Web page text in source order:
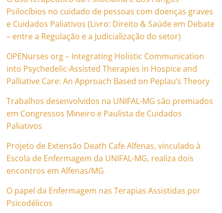
Psilocíbios no cuidado de pessoas com doenças graves
e Cuidados Paliativos (Livro: Direito & Saúde em Debate
– entre a Regulação e a Judicialização do setor)
OPENurses org – Integrating Holistic Communication
into Psychedelic-Assisted Therapies in Hospice and
Palliative Care: An Approach Based on Peplau’s Theory
Trabalhos desenvolvidos na UNIFAL-MG são premiados
em Congressos Mineiro e Paulista de Cuidados
Paliativos
Projeto de Extensão Death Cafe Alfenas, vinculado à
Escola de Enfermagem da UNIFAL-MG, realiza dois
encontros em Alfenas/MG
O papel da Enfermagem nas Terapias Assistidas por
Psicodélicos